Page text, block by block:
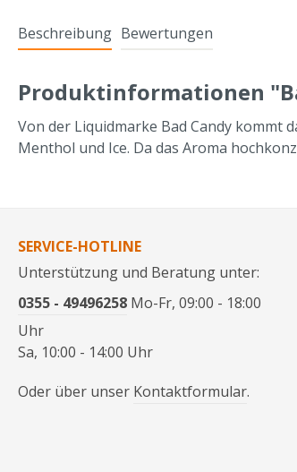
Beschreibung Bewertungen
Produktinformationen
Von der Liquidmarke Bad Candy kommt
Menthol und Ice. Da das Aroma
SERVICE-HOTLINE
Unterstützung und Beratung unter:
0355 - 49496258 Mo-Fr, 09:00 - 18:00
Uhr
Sa, 10:00 - 14:00 Uhr
Oder über unser Kontaktformular.